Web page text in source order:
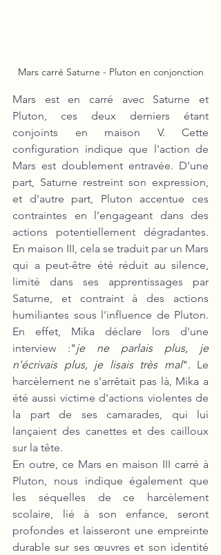
Mars carré Saturne - Pluton en conjonction
Mars est en carré avec Saturne et
Pluton, ces deux derniers étant
conjoints en maison V. Cette
configuration indique que l'action de
Mars est doublement entravée. D'une
part, Saturne restreint son expression,
et d'autre part, Pluton accentue ces
contraintes en l'engageant dans des
actions potentiellement dégradantes.
En maison III, cela se traduit par un Mars
qui a peut-être été réduit au silence,
limité dans ses apprentissages par
Saturne, et contraint à des actions
humiliantes sous l'influence de Pluton.
En effet, Mika déclare lors d'une
interview :"je ne parlais plus, je
n'écrivais plus, je lisais très mal". Le
harcèlement ne s'arrêtait pas là, Mika a
été aussi victime d'actions violentes de
la part de ses camarades, qui lui
lançaient des canettes et des cailloux
sur la tête.
En outre, ce Mars en maison III carré à
Pluton, nous indique également que
les séquelles de ce harcèlement
scolaire, lié à son enfance, seront
profondes et laisseront une empreinte
durable sur ses œuvres et son identité